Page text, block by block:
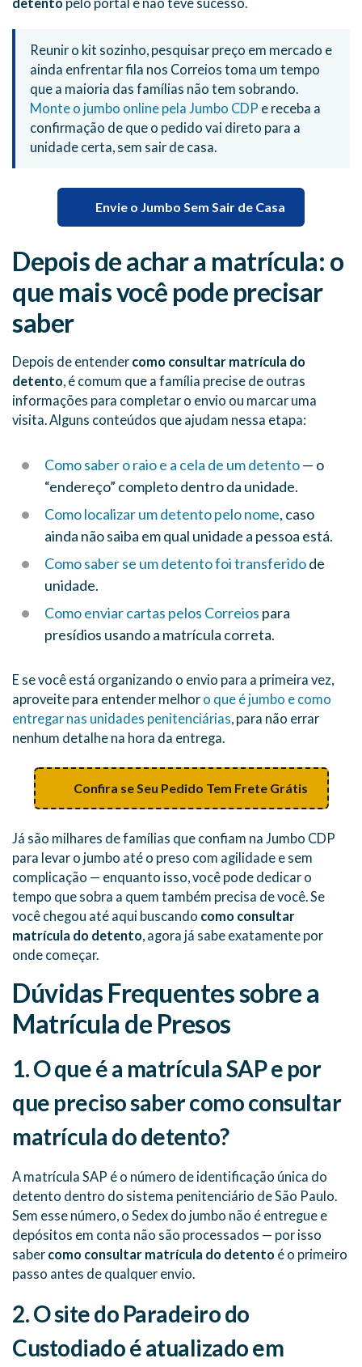
detento pelo portal e não teve sucesso.
Reunir o kit sozinho, pesquisar preço em mercado e
ainda enfrentar fila nos Correios toma um tempo
que a maioria das famílias não tem sobrando.
Monte o jumbo online pela Jumbo CDP e receba a
confirmação de que o pedido vai direto para a
unidade certa, sem sair de casa.
Envie o Jumbo Sem Sair de Casa
Depois de achar a matrícula: o
que mais você pode precisar
saber
Depois de entender como consultar matrícula do
detento, é comum que a família precise de outras
informações para completar o envio ou marcar uma
visita. Alguns conteúdos que ajudam nessa etapa:
Como saber o raio e a cela de um detento— o
“endereço” completo dentro da unidade.
Como localizar um detento pelo nome, caso
ainda não saiba em qual unidade a pessoa está.
Como saber se um detento foi transferidode
unidade.
Como enviar cartas pelos Correios para
presídios usando a matrícula correta.
E se você está organizando o envio para a primeira vez,
aproveite para entender melhor o que é jumbo e como
entregar nas unidades penitenciárias, para não errar
nenhum detalhe na hora da entrega.
Confira se Seu Pedido Tem Frete Grátis
Já são milhares de famílias que confiam na Jumbo CDP
para levar o jumbo até o preso com agilidade e sem
complicação — enquanto isso, você pode dedicar o
tempo que sobra a quem também precisa de você. Se
você chegou até aqui buscando como consultar
matrícula do detento, agora já sabe exatamente por
onde começar.
Dúvidas Frequentes sobre a
Matrícula de Presos
1. O que é a matrícula SAP e por
que preciso saber como consultar
matrícula do detento?
A matrícula SAP é o número de identificação única do
detento dentro do sistema penitenciário de São Paulo.
Sem esse número, o Sedex do jumbo não é entregue e
depósitos em conta não são processados — por isso
saber como consultar matrícula do detento é o primeiro
passo antes de qualquer envio.
2. O site do Paradeiro do
Custodiado é atualizado em